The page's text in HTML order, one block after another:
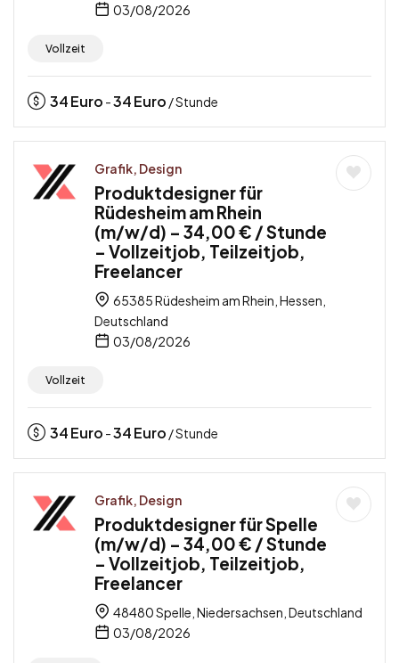
03/08/2026
Vollzeit
34Euro -34Euro / Stunde
Grafik, Design
Produktdesigner für
Rüdesheim am Rhein
(m/w/d) – 34,00 € / Stunde
– Vollzeitjob, Teilzeitjob,
Freelancer
65385 Rüdesheim am Rhein, Hessen,
Deutschland
03/08/2026
Vollzeit
34Euro -34Euro / Stunde
Grafik, Design
Produktdesigner für Spelle
(m/w/d) – 34,00 € / Stunde
– Vollzeitjob, Teilzeitjob,
Freelancer
48480 Spelle, Niedersachsen, Deutschland
03/08/2026